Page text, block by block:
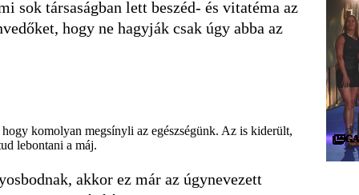
sok társaságban lett beszéd- és vitatéma az
hogy ne hagyják csak úgy abba az
komolyan megsínyli az egészségünk. Az is kiderült,
lebontani a máj.
akkor ez már az úgynevezett